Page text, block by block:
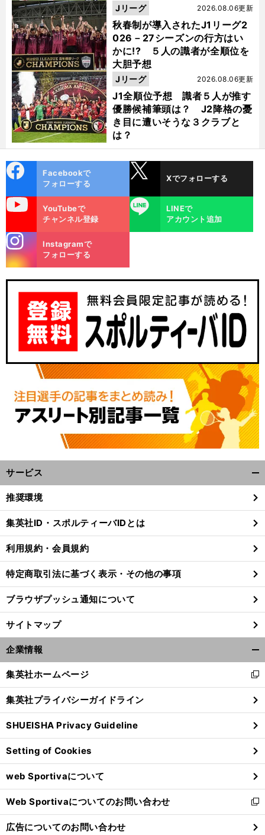
久
？
秋春制が導入されたJ1リーグ2
026－27シーズンの行方はい
かに!? ５人の識者が全順位を
大胆予想
2026.08.06更新
Jリーグ
J1全順位予想 識者５人が推す
優勝候補筆頭は？ J2降格の憂
き目に遭いそうな３クラブと
は？
2026.08.06更新
Jリーグ
ok
Facebookで
フォローする
Xでフォローする
YouTubeで
チャンネル登録
LINE
LINEで
アカウント追加
m
Instagramで
フォローする
サービス
閉
る
推奨環境
集英社ID・スポルティーバIDとは
利用規約・会員規約
特定商取引法に基づく表示・その他の事項
ブラウザプッシュ通知について
サイトマップ
企業情報
閉
る
集英社ホームページ
新
し
い
ウ
ィ
ン
ド
ウ
で
開
く
集英社プライバシーガイドライン
SHUEISHA Privacy Guideline
Setting of Cookies
web Sportivaについて
Web Sportivaについてのお問い合わせ
新
し
い
広告についてのお問い合わせ